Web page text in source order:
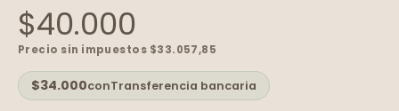
$40.000
Precio sin impuestos $33.057,85
$34.000conTransferencia bancaria